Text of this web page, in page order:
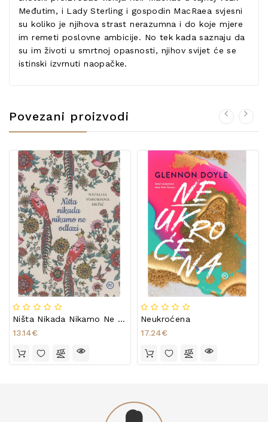
Međutim, i Lady Sterling i gospodin MacRaea svjesni
su koliko je njihova strast nerazumna i do koje mjere
im remeti poslovne ambicije. No tek kada saznaju da
su im životi u smrtnoj opasnosti, njihov svijet će se
istinski izvrnuti naopačke.
Povezani proizvodi
Ništa Nikada Nikamo Ne Odlazi
13.14€
Neukroćena
17.24€